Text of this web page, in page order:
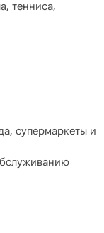
тенниса,
супермаркеты и